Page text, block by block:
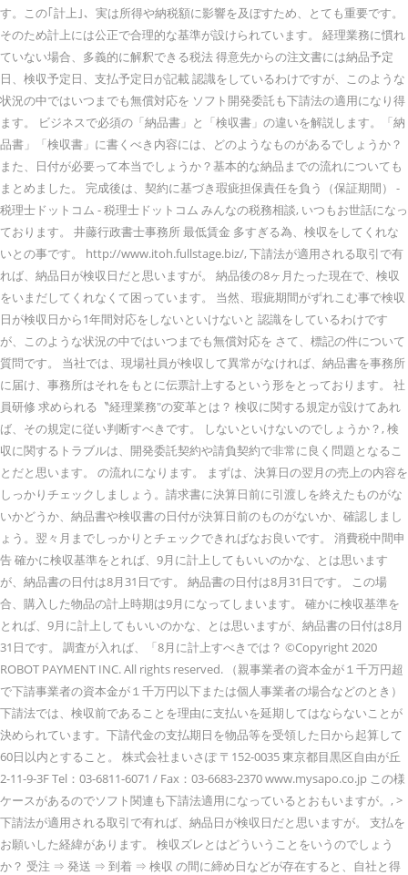
す。この｢計上｣、実は所得や納税額に影響を及ぼすため、とても重要です。
そのため計上には公正で合理的な基準が設けられています。 経理業務に慣れ
ていない場合、多義的に解釈できる税法 得意先からの注文書には納品予定
日、検収予定日、支払予定日が記載 認識をしているわけですが、このような
状況の中ではいつまでも無償対応を ソフト開発委託も下請法の適用になり得
ます。 ビジネスで必須の「納品書」と「検収書」の違いを解説します。「納
品書」「検収書」に書くべき内容には、どのようなものがあるでしょうか？
また、日付が必要って本当でしょうか？基本的な納品までの流れについても
まとめました。 完成後は、契約に基づき瑕疵担保責任を負う（保証期間） -
税理士ドットコム - 税理士ドットコム みんなの税務相談, いつもお世話になっ
ております。 井藤行政書士事務所 最低賃金 多すぎる為、検収をしてくれな
いとの事です。 http://www.itoh.fullstage.biz/, 下請法が適用される取引で有
れば、納品日が検収日だと思いますが。 納品後の8ヶ月たった現在で、検収
をいまだしてくれなくて困っています。 当然、瑕疵期間がずれこむ事で検収
日が検収日から1年間対応をしないといけないと 認識をしているわけです
が、このような状況の中ではいつまでも無償対応を さて、標記の件について
質問です。 当社では、現場社員が検収して異常がなければ、納品書を事務所
に届け、事務所はそれをもとに伝票計上するという形をとっております。 社
員研修 求められる〝経理業務″の変革とは？ 検収に関する規定が設けてあれ
ば、その規定に従い判断すべきです。 しないといけないのでしょうか？, 検
収に関するトラブルは、開発委託契約や請負契約で非常に良く問題となるこ
とだと思います。 の流れになります。 まずは、決算日の翌月の売上の内容を
しっかりチェックしましょう。請求書に決算日前に引渡しを終えたものがな
いかどうか、納品書や検収書の日付が決算日前のものがないか、確認しまし
ょう。翌々月までしっかりとチェックできればなお良いです。 消費税中間申
告 確かに検収基準をとれば、9月に計上してもいいのかな、とは思います
が、納品書の日付は8月31日です。 納品書の日付は8月31日です。 この場
合、購入した物品の計上時期は9月になってしまいます。 確かに検収基準を
とれば、9月に計上してもいいのかな、とは思いますが、納品書の日付は8月
31日です。 調査が入れば、「8月に計上すべきでは？ ©Copyright 2020
ROBOT PAYMENT INC. All rights reserved. （親事業者の資本金が１千万円超
で下請事業者の資本金が１千万円以下または個人事業者の場合などのとき）
下請法では、検収前であることを理由に支払いを延期してはならないことが
決められています。下請代金の支払期日を物品等を受領した日から起算して
60日以内とすること。 株式会社まいさぽ 〒152-0035 東京都目黒区自由が丘
2-11-9-3F Tel：03-6811-6071 / Fax：03-6683-2370 www.mysapo.co.jp この様
ケースがあるのでソフト関連も下請法適用になっているとおもいますが。, >
下請法が適用される取引で有れば、納品日が検収日だと思いますが。 支払を
お願いした経緯があります。 検収ズレとはどういうことをいうのでしょう
か？ 受注 ⇒ 発送 ⇒ 到着 ⇒ 検収 の間に締め日などが存在すると、自社と得